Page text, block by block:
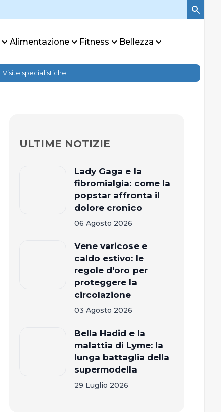
Alimentazione Fitness Bellezza
Visite specialistiche
ULTIME NOTIZIE
Lady Gaga e la
fibromialgia: come la
popstar affronta il
dolore cronico
06 Agosto 2026
Vene varicose e
caldo estivo: le
regole d'oro per
proteggere la
circolazione
03 Agosto 2026
Bella Hadid e la
malattia di Lyme: la
lunga battaglia della
supermodella
29 Luglio 2026